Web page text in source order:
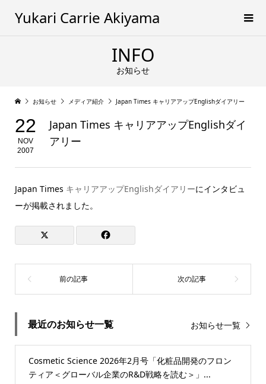
Yukari Carrie Akiyama
INFO
お知らせ
お知らせ メディア紹介 Japan Times キャリアアップEnglishダイアリー
22
NOV
2007
Japan Times キャリアアップEnglishダイ
アリー
Japan Times キャリアアップEnglishダイアリーにインタビュ
ーが掲載されました。
最近のお知らせ一覧 お知らせ一覧
Cosmetic Science 2026年2月号「化粧品開発のフロン
ティア＜グローバル企業のR&D戦略を読む＞」...